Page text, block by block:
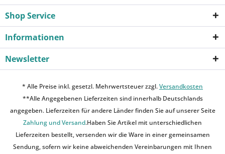
Shop Service
Informationen
Newsletter
* Alle Preise inkl. gesetzl. Mehrwertsteuer zzgl.Versandkosten
**Alle Angegebenen Lieferzeiten sind innerhalb Deutschlands
angegeben. Lieferzeiten für andere Länder finden Sie auf unserer Seite
Zahlung und Versand.Haben Sie Artikel mit unterschiedlichen
Lieferzeiten bestellt, versenden wir die Ware in einer gemeinsamen
Sendung, sofern wir keine abweichenden Vereinbarungen mit Ihnen